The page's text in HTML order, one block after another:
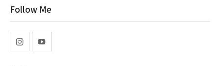
Follow Me